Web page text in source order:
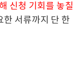
신청 기회를 놓칠
한 서류까지 단 한